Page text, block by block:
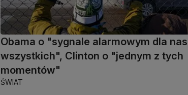
Obama o "sygnale alarmowym dla nas
wszystkich", Clinton o "jednym z tych
momentów"
ŚWIAT